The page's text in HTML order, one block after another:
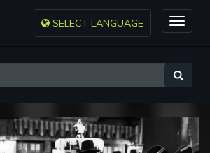
Toggle
SELECT LANGUAGE